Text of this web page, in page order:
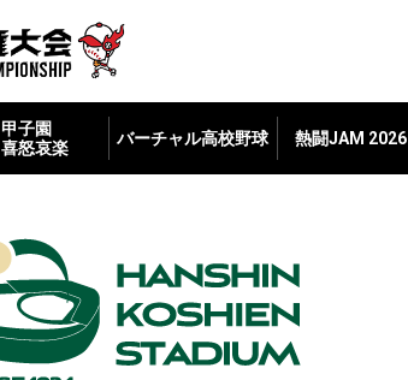
甲子園
喜怒哀楽
バーチャル高校野球 熱闘JAM 2026